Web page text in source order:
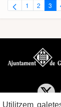
Pàgina
1 Pàgina
2 3
Utilitzem